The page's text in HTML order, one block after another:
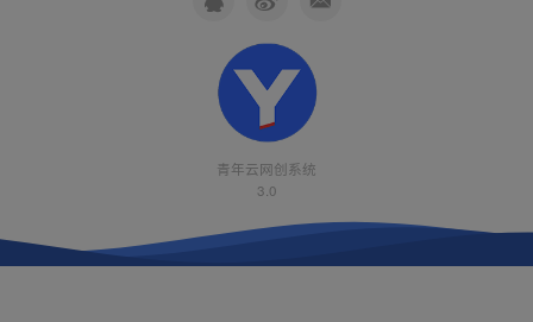
青年云网创系统
3.0